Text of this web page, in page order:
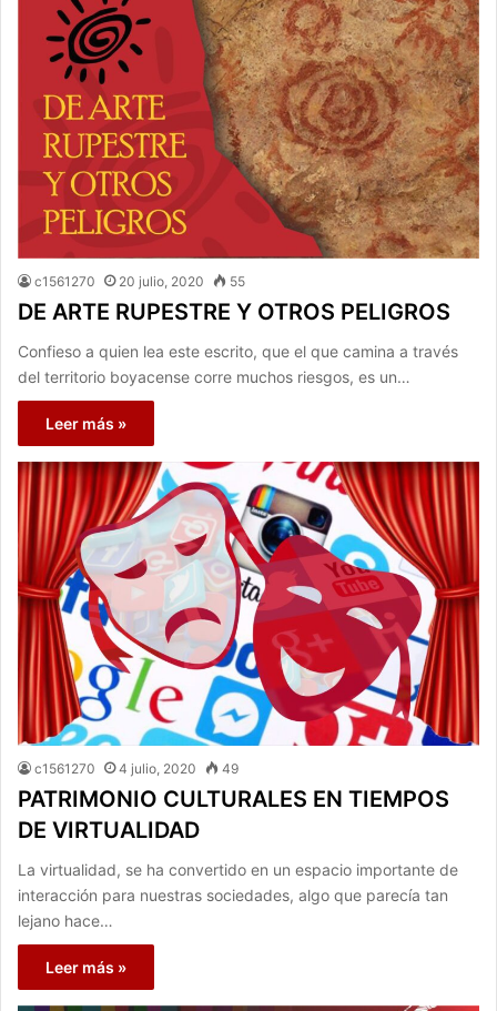
c1561270 20 julio, 2020 55
DE ARTE RUPESTRE Y OTROS PELIGROS
Confieso a quien lea este escrito, que el que camina a través
del territorio boyacense corre muchos riesgos, es un…
Leer más »
c1561270 4 julio, 2020 49
PATRIMONIO CULTURALES EN TIEMPOS
DE VIRTUALIDAD
La virtualidad, se ha convertido en un espacio importante de
interacción para nuestras sociedades, algo que parecía tan
lejano hace…
Leer más »